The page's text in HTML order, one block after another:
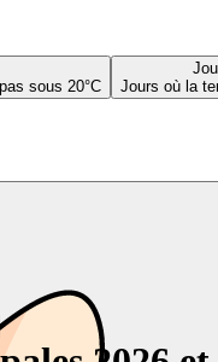
sous 20°C
Jours où la